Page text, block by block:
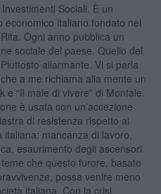
Sociali. È un
economico italiano fondato nel
Ogni anno pubblica un
sociale del paese. Quello del
allarmante. Vi si parla
a me richiama alla mente un
e “Il male di vivere” di Montale.
è usata con un’accezione
di resistenza rispetto ai
mancanza di lavoro,
esaurimento degli ascensori
che questo furore, basato
possa venire meno
italiana. Con la crisi